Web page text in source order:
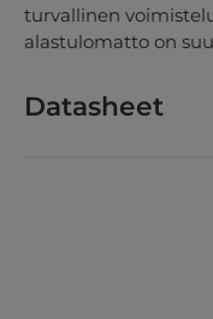
turvallinen
alastulomatto on
Datasheet